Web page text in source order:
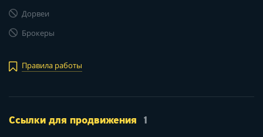
Дорвеи
Брокеры
Правила работы
Ссылки для продвижения 1